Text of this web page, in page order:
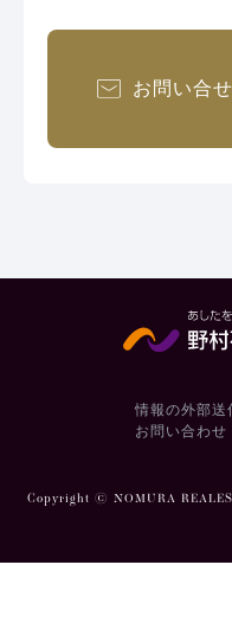
お問い合
情報の外部送
お問い合わせ
Copyright © NOMURA